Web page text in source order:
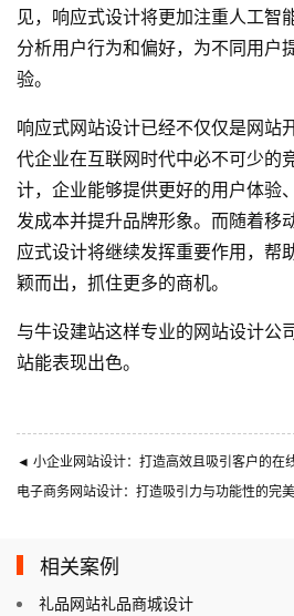
见，响应式设计将更加注重人工智
分析用户行为和偏好，为不同用户
验。
响应式网站设计已经不仅仅是网站
代企业在互联网时代中必不可少的
计，企业能够提供更好的用户体验
发成本并提升品牌形象。而随着移
应式设计将继续发挥重要作用，帮
颖而出，抓住更多的商机。
与牛设建站这样专业的网站设计公
站能表现出色。
◄ 小企业网站设计：打造高效且吸引客户的在
电子商务网站设计：打造吸引力与功能性的完
相关案例
礼品网站礼品商城设计